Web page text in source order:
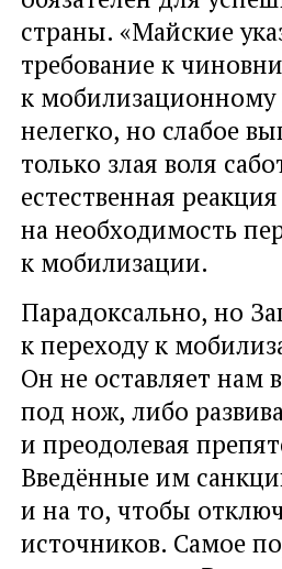
страны. «Майские
требование к
к мобилизационному
нелегко, но слабое
только злая воля
естественная
на необходимость
к мобилизации.
Парадоксально, но
к переходу к
Он не оставляет нам
под нож, либо
и преодолевая
Введённые им
и на то, чтобы
источников. Самое